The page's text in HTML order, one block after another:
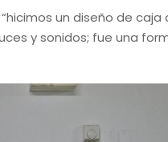
un diseño de caja
y sonidos; fue una